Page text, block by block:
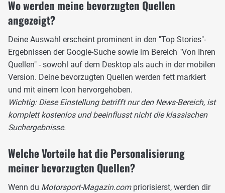
Wo werden meine bevorzugten Quellen
angezeigt?
Deine Auswahl erscheint prominent in den "Top Stories"-
Ergebnissen der Google-Suche sowie im Bereich "Von Ihren
Quellen" - sowohl auf dem Desktop als auch in der mobilen
Version. Deine bevorzugten Quellen werden fett markiert
und mit einem Icon hervorgehoben.
Wichtig: Diese Einstellung betrifft nur den News-Bereich, ist
komplett kostenlos und beeinflusst nicht die klassischen
Suchergebnisse.
Welche Vorteile hat die Personalisierung
meiner bevorzugten Quellen?
Wenn du Motorsport-Magazin.com priorisierst, werden dir